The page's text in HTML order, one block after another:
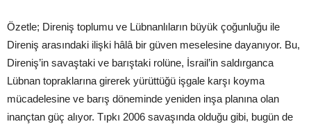
Özetle; Direniş toplumu ve Lübnanlıların büyük çoğunluğu ile
Direniş arasındaki ilişki hâlâ bir güven meselesine dayanıyor. Bu,
Direniş’in savaştaki ve barıştaki rolüne, İsrail’in saldırganca
Lübnan topraklarına girerek yürüttüğü işgale karşı koyma
mücadelesine ve barış döneminde yeniden inşa planına olan
inançtan güç alıyor. Tıpkı 2006 savaşında olduğu gibi, bugün de